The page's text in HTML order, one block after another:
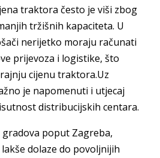
traktora često je viši zbog
tržišnih kapaciteta. U
nerijetko moraju računati
prijevoza i logistike, što
cijenu traktora.Uz
je napomenuti i utjecaj
distribucijskih centara.
poput Zagreba,
dolaze do povoljnijih